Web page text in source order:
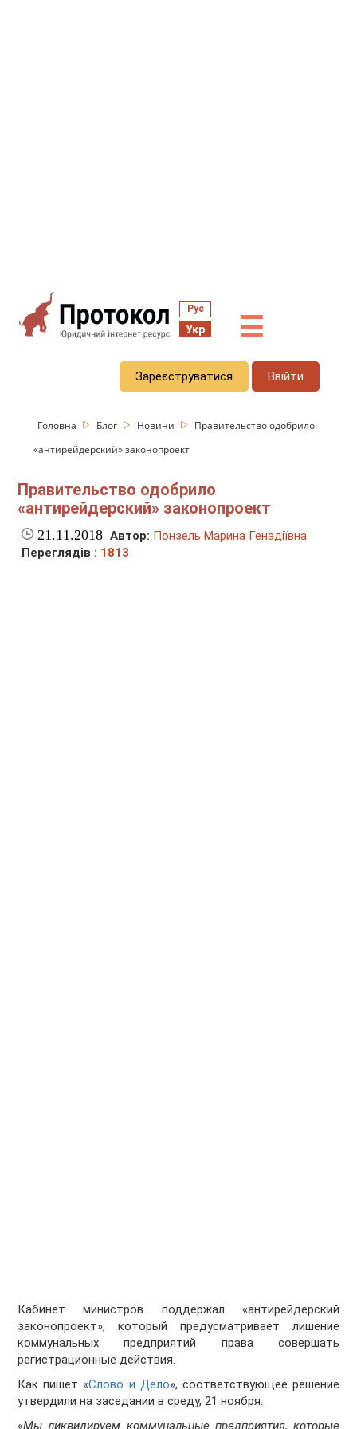
Рус
Укр ☰
Зареєструватися Ввійти
Головна Блог Новини
Правительство одобрило
«антирейдерский» законопроект
Правительство одобрило
«антирейдерский» законопроект
21.11.2018 Автор: Понзель Марина Генадіївна
Переглядів : 1813
Кабинет министров поддержал «антирейдерский
законопроект», который предусматривает лишение
коммунальных предприятий права совершать
регистрационные действия.
Как пишет «Слово и Дело», соответствующее решение
утвердили на заседании в среду, 21 ноября.
«Мы ликвидируем коммунальные предприятия, которые